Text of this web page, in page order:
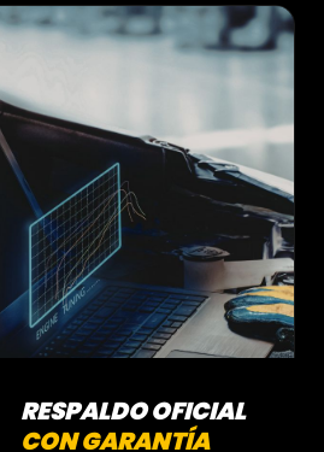
RESPALDO OFICIAL
CON GARANTÍA